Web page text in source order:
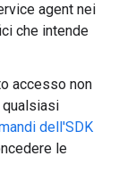
agent nei
che intende
accesso non
qualsiasi
dell'SDK
le